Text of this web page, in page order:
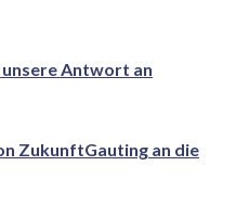
Antwort an
ZukunftGauting an die